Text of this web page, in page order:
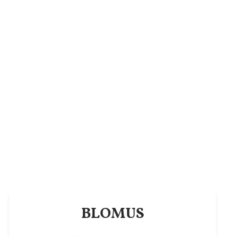
BLOMUS